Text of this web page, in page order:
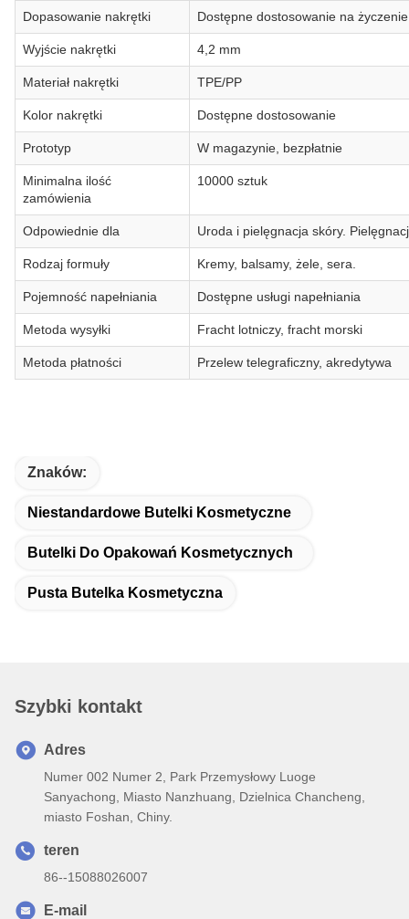
Dopasowanie nakrętki Dostępne dostosowanie na życzenie
Wyjście nakrętki 4,2 mm
Materiał nakrętki TPE/PP
Kolor nakrętki Dostępne dostosowanie
Prototyp W magazynie, bezpłatnie
Minimalna ilość
zamówienia
10000 sztuk
Odpowiednie dla Uroda i pielęgnacja skóry.
Rodzaj formuły Kremy, balsamy, żele, sera.
Pojemność napełniania Dostępne usługi napełniania
Metoda wysyłki Fracht lotniczy, fracht morski
Metoda płatności Przelew telegraficzny, akredytywa
Znaków:
Niestandardowe Butelki Kosmetyczne
Butelki Do Opakowań Kosmetycznych
Pusta Butelka Kosmetyczna
Szybki kontakt
Adres
Numer 002 Numer 2, Park Przemysłowy Luoge
Sanyachong, Miasto Nanzhuang, Dzielnica Chancheng,
miasto Foshan, Chiny.
teren
86--15088026007
E-mail